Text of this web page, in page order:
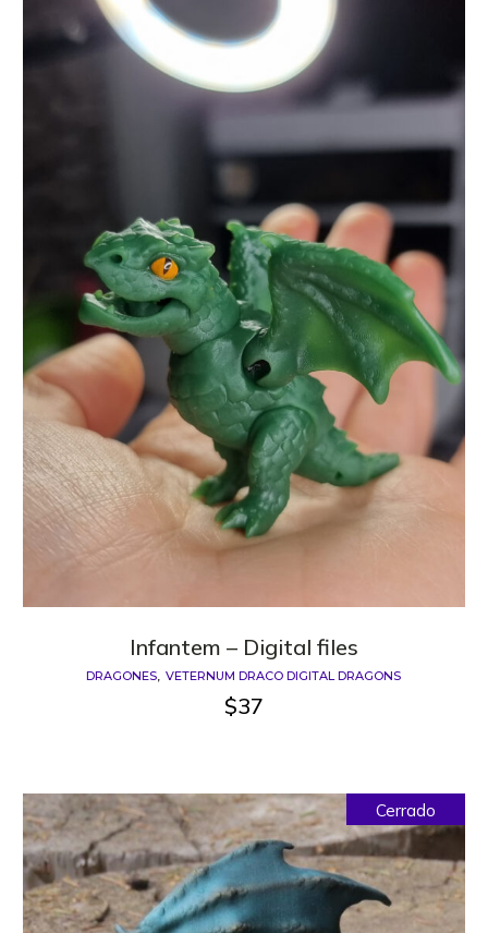
Infantem – Digital files
DRAGONES VETERNUM DRACO DIGITAL DRAGONS
$37
Cerrado